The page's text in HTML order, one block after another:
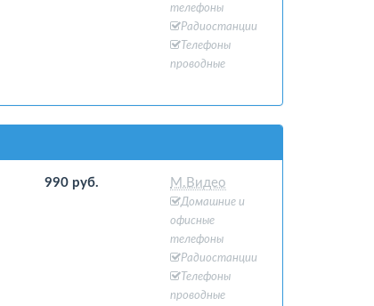
телефоны
Радиостанции
Телефоны
проводные
990 руб. М.Видео
Домашние и
офисные
телефоны
Радиостанции
Телефоны
проводные